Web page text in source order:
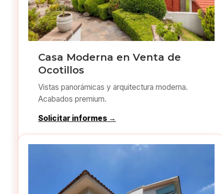
Casa Moderna en Venta de
Ocotillos
Vistas panorámicas y arquitectura moderna.
Acabados premium.
Solicitar informes →